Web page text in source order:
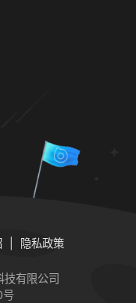
隐私政策
技有限公司
号